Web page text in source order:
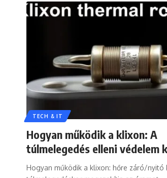
TECH & IT
Hogyan működik a klixon: A
túlmelegedés elleni védelem
Hogyan működik a klixon: hőre záró/nyitó